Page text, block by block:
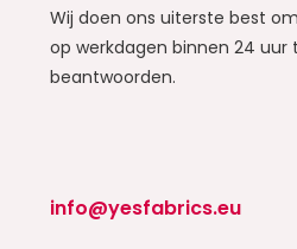
Wij doen ons uiterste best
op werkdagen binnen 24 uur
beantwoorden.
info@yesfabrics.eu